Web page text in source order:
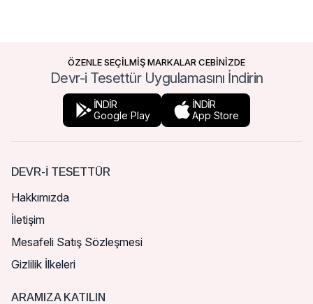
ÖZENLE SEÇİLMİŞ MARKALAR CEBİNİZDE
Devr-i Tesettür Uygulamasını İndirin
İNDİR
Google Play
İNDİR
App Store
DEVR-I TESETTÜR
Hakkımızda
İletişim
Mesafeli Satış Sözleşmesi
Gizlilik İlkeleri
ARAMIZA KATILIN